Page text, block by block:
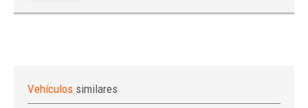
Vehículos similares